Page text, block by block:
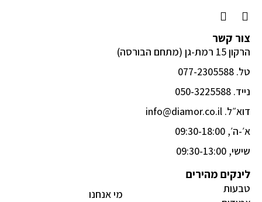
F
a
c
e
b
o
o
k
f
I
n
s
t
a
g
r
a
צור קשר
הרקון 15 רמת-גן (מתחם הבורסה)
טל. 077-2305588
נייד. 050-3225588
דוא״ל. info@diamor.co.il
א׳-ה׳, 09:30-18:00
שישי, 09:30-13:00
מי אנחנו
לינקים מהירים
טבעות